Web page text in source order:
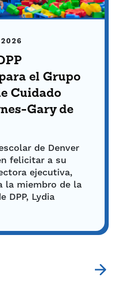
el Grupo
Cuidado
Gary de
de Denver
felicitar a su
ejecutiva,
la miembro de la
DPP, Lydia